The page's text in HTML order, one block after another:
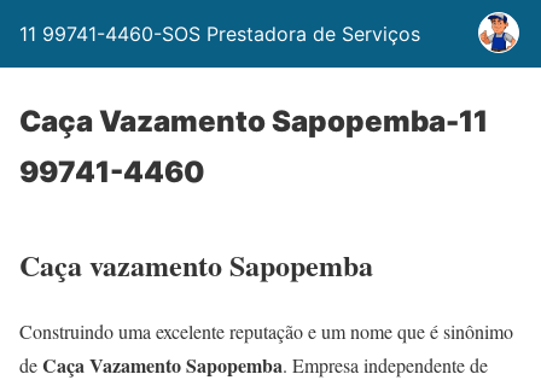
11 99741-4460-SOS Prestadora de Serviços
Caça Vazamento Sapopemba-11
99741-4460
Caça vazamento Sapopemba
Construindo uma excelente reputação e um nome que é sinônimo
deCaça Vazamento Sapopemba. Empresa independente de